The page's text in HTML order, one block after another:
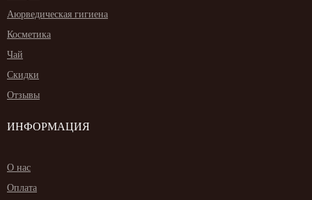
Аюрведическая гигиена
Косметика
Чай
Скидки
Отзывы
ИНФОРМАЦИЯ
О нас
Оплата